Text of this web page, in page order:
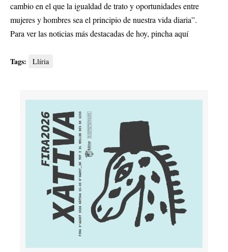
cambio en el que la igualdad de trato y oportunidades entre
mujeres y hombres sea el principio de nuestra vida diaria”.
Para ver las noticias más destacadas de hoy, pincha aquí
Tags: Llíria